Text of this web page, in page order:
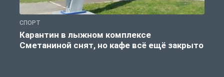
СПОРТ
Карантин в лыжном комплексе
Сметаниной снят, но кафе всё ещё закрыто